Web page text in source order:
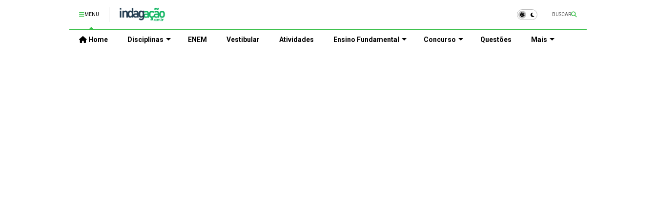
MENU BUSCAR
Home Disciplinas ENEM Vestibular Atividades Ensino Fundamental Concurso Questões Mais